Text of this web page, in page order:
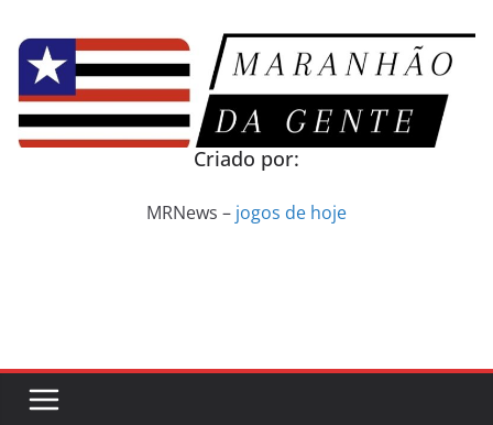
para
conteúdo
Criado por:
MRNews – jogos de hoje